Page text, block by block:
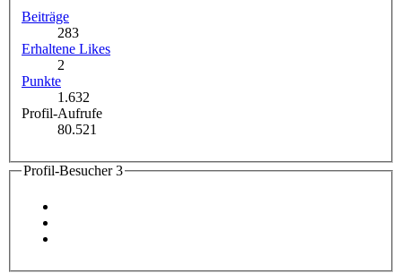
Beiträge
283
Erhaltene Likes
2
Punkte
1.632
Profil-Aufrufe
80.521
Profil-Besucher3